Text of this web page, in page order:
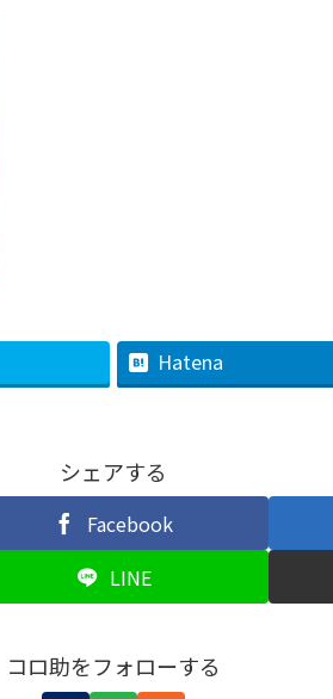
Hatena
シェアする
Facebook
LINE
コロ助をフォローする